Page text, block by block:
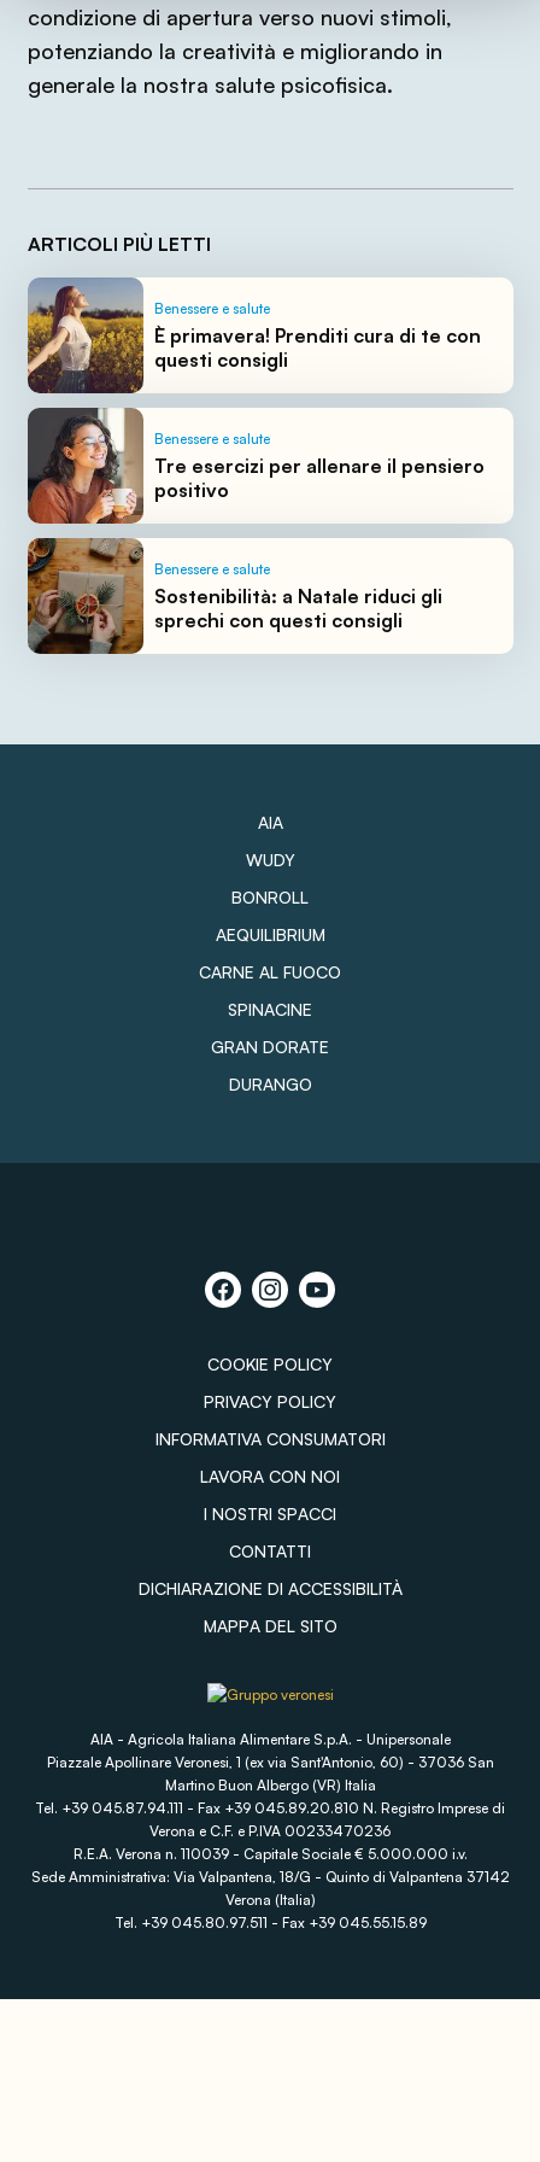
condizione di apertura verso nuovi stimoli,
potenziando la creatività e migliorando in
generale la nostra salute psicofisica.
ARTICOLI PIÙ LETTI
Benessere e salute
È primavera! Prenditi cura di te con
questi consigli
Benessere e salute
Tre esercizi per allenare il pensiero
positivo
Benessere e salute
Sostenibilità: a Natale riduci gli
sprechi con questi consigli
AIA
WUDY
BONROLL
AEQUILIBRIUM
CARNE AL FUOCO
SPINACINE
GRAN DORATE
DURANGO
COOKIE POLICY
PRIVACY POLICY
INFORMATIVA CONSUMATORI
LAVORA CON NOI
I NOSTRI SPACCI
CONTATTI
DICHIARAZIONE DI ACCESSIBILITÀ
MAPPA DEL SITO
AIA - Agricola Italiana Alimentare S.p.A. - Unipersonale
Piazzale Apollinare Veronesi, 1 (ex via Sant'Antonio, 60) - 37036 San
Martino Buon Albergo (VR) Italia
Tel. +39 045.87.94.111 - Fax +39 045.89.20.810 N. Registro Imprese di
Verona e C.F. e P.IVA 00233470236
R.E.A. Verona n. 110039 - Capitale Sociale € 5.000.000 i.v.
Sede Amministrativa: Via Valpantena, 18/G - Quinto di Valpantena 37142
Verona (Italia)
Tel. +39 045.80.97.511 - Fax +39 045.55.15.89